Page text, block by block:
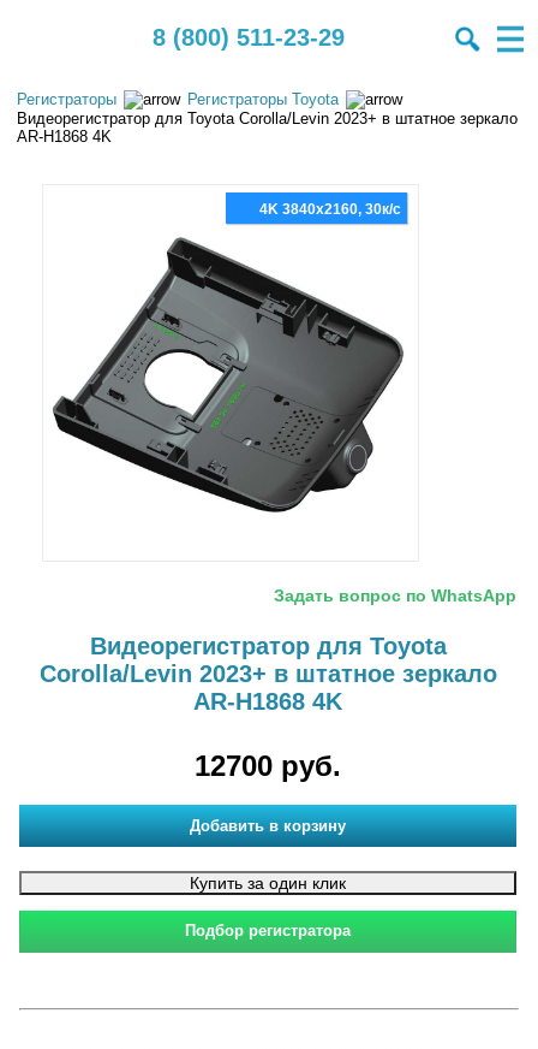
8 (800) 511-23-29
Регистраторы
Регистраторы Toyota
Видеорегистратор для Toyota Corolla/Levin 2023+ в штатное зеркало
AR-H1868 4K
4K 3840x2160, 30к/с
Задать вопрос по WhatsApp
Видеорегистратор для Toyota
Corolla/Levin 2023+ в штатное зеркало
AR-H1868 4K
12700 руб.